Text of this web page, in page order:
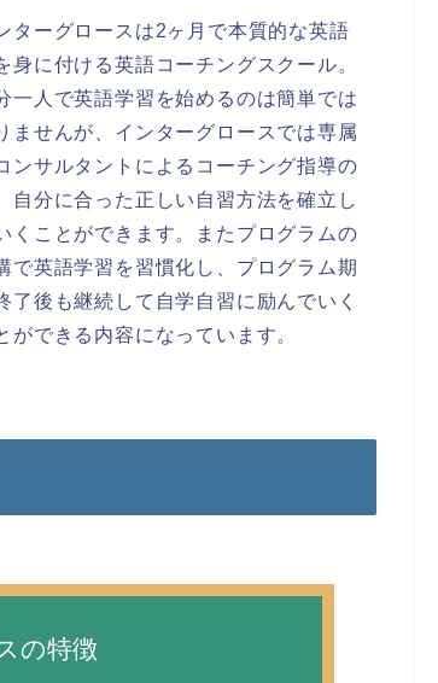
ターグロースは2ヶ月で本質的な英語
身に付ける英語コーチングスクール。
一人で英語学習を始めるのは簡単では
ませんが、インターグロースでは専属
ンサルタントによるコーチング指導の
自分に合った正しい自習方法を確立し
くことができます。またプログラムの
で英語学習を習慣化し、プログラム期
了後も継続して自学自習に励んでいく
ができる内容になっています。
の特徴